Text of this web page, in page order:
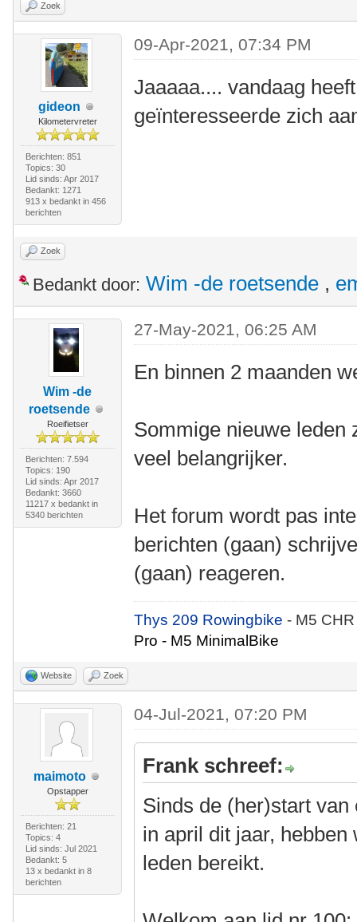
Zoek
gideon
Kilometervreter
Berichten: 851
Topics: 30
Lid sinds: Apr 2017
Bedankt: 1271
913 x bedankt in 456
berichten
09-Apr-2021, 07:34 PM
Jaaaaa.... vandaag
geïnteresseerde zich
Zoek
Bedankt door: Wim -de roetsende ,
Wim -de
roetsende
Roeifietser
Berichten: 7.594
Topics: 190
Lid sinds: Apr 2017
Bedankt: 3660
11217 x bedankt in
5340 berichten
27-May-2021, 06:25 AM
En binnen 2 maanden
Sommige nieuwe leden
veel belangrijker.
Het forum wordt pas
berichten (gaan)
(gaan) reageren.
Thys 209 Rowingbike- M5
Pro - M5 MinimalBike
Website Zoek
maimoto
Opstapper
Berichten: 21
Topics: 4
Lid sinds: Jul 2021
Bedankt: 5
13 x bedankt in 8
berichten
04-Jul-2021, 07:20 PM
Frank schreef:
Sinds de (her)start
in april dit jaar, hebben
leden bereikt.